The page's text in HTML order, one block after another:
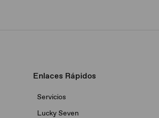
Enlaces Rápidos
Servicios
Lucky Seven